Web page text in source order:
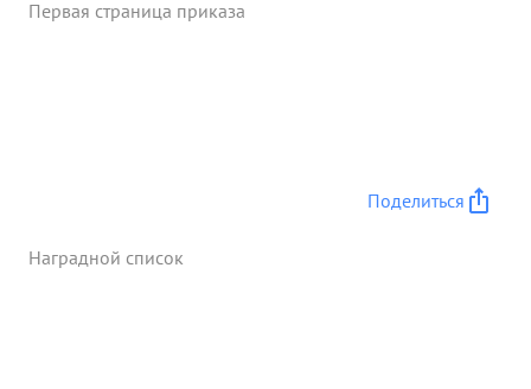
Первая страница приказа
Поделиться
Наградной список